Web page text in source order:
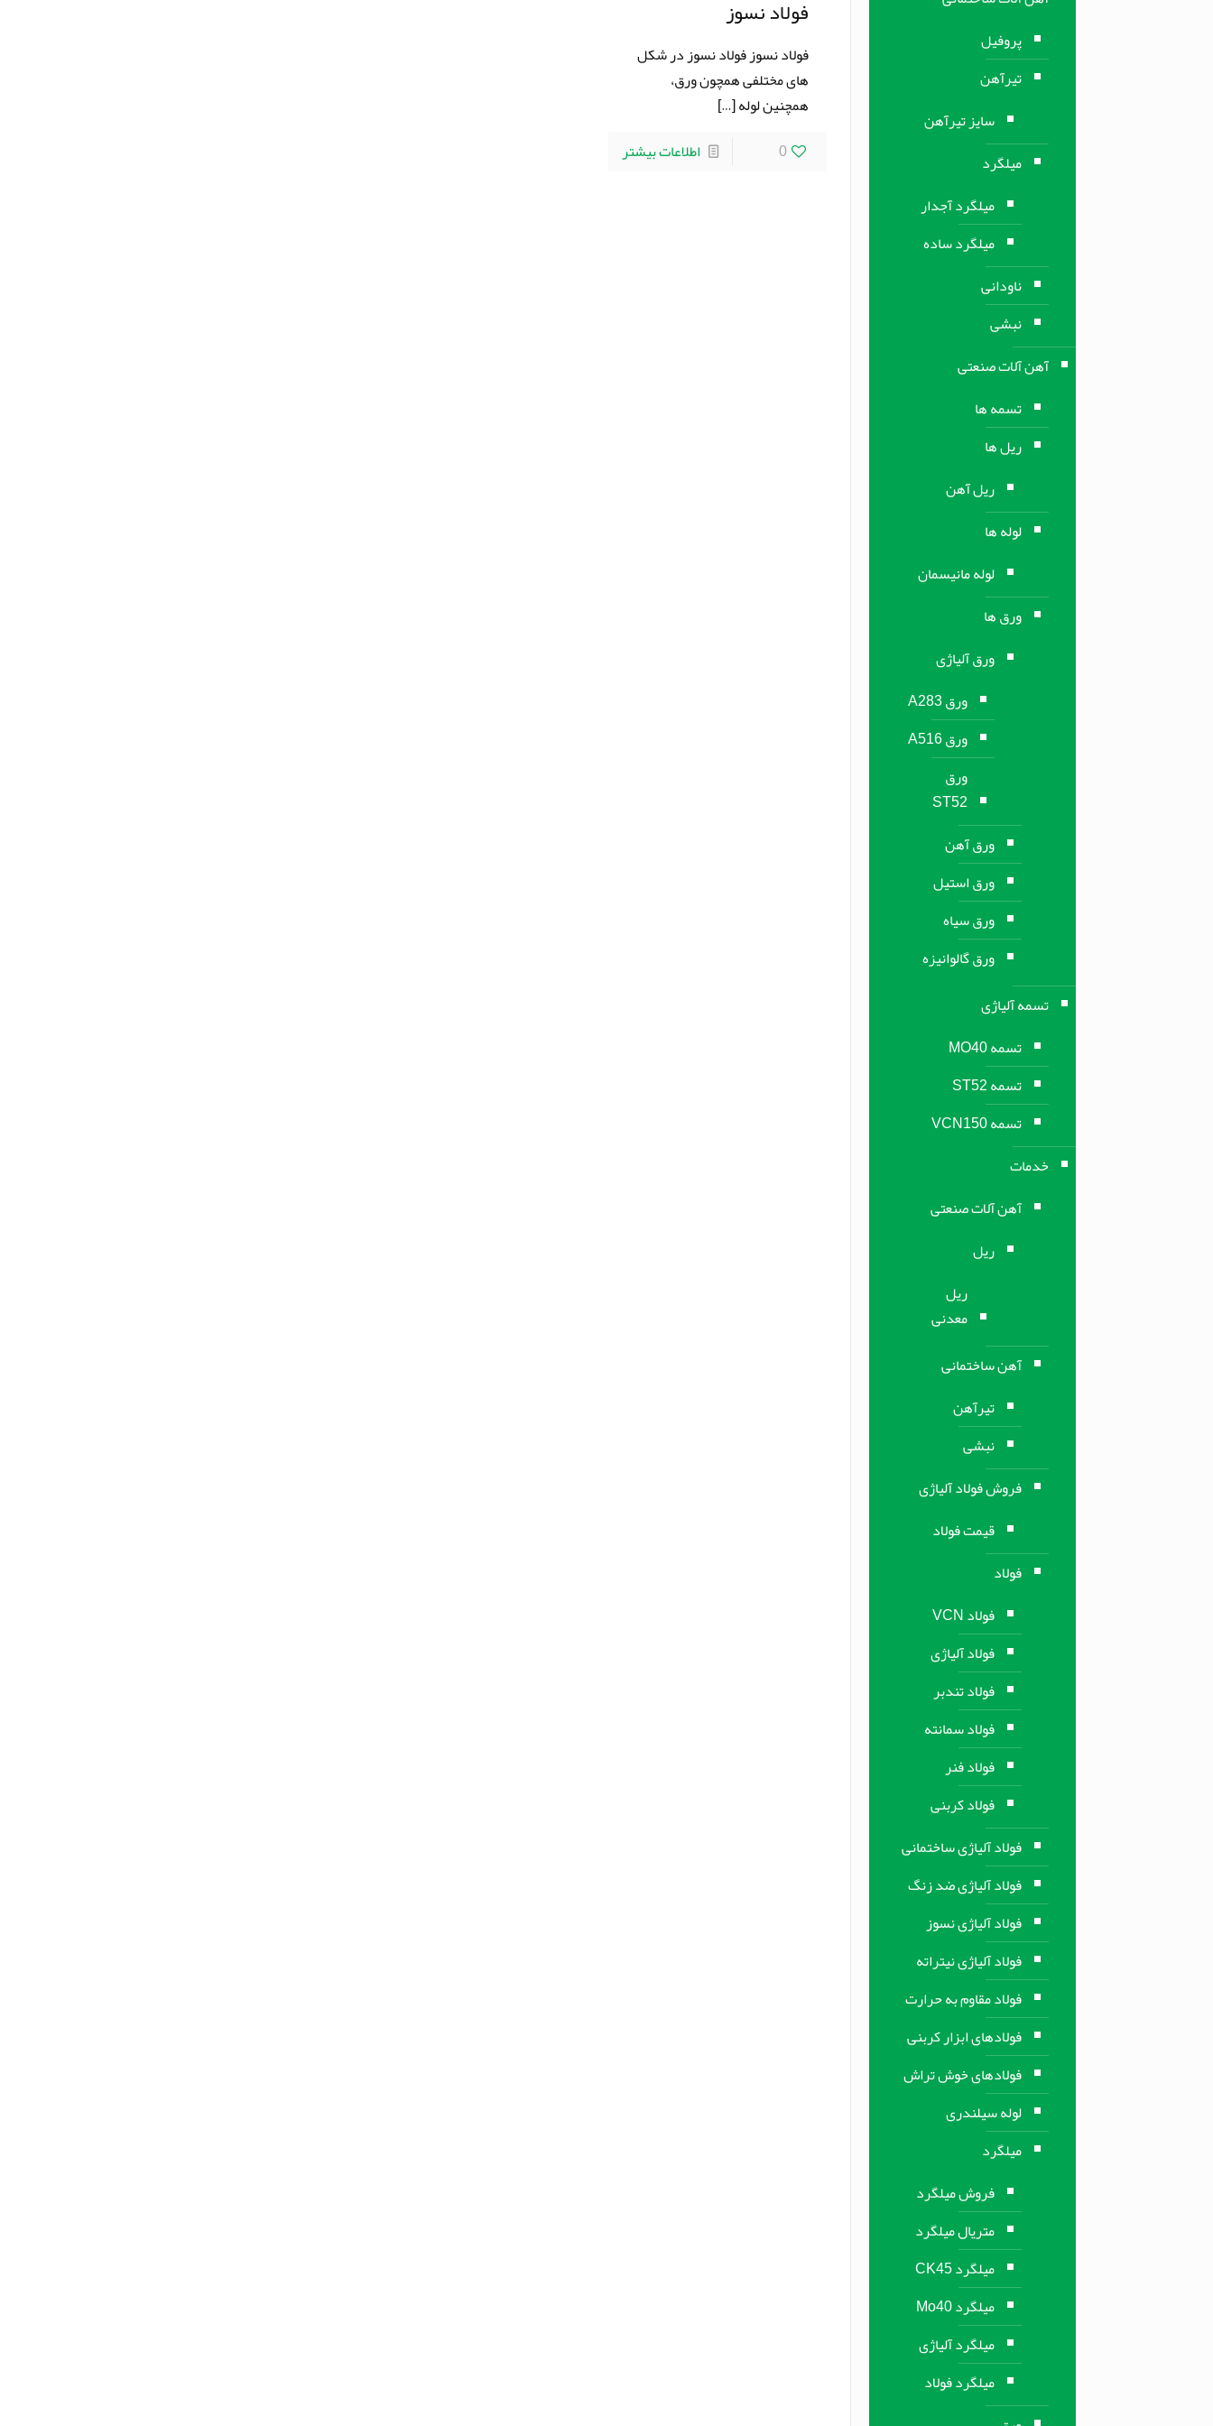
فولاد نسوز
فولاد نسوز فولاد نسوز در شکل
های مختلفی همچون ورق،
همچنین لوله[…]
0
اطلاعات بیشتر
پروفیل
تیرآهن
سایز تیرآهن
میلگرد
میلگرد آجدار
میلگرد ساده
ناودانی
نبشی
آهن آلات صنعتی
تسمه ها
ریل ها
ریل آهن
لوله ها
لوله مانیسمان
ورق ها
ورق آلیاژی
ورق A283
ورق A516
ورق
ST52
ورق آهن
ورق استیل
ورق سیاه
ورق گالوانیزه
تسمه آلیاژی
تسمه MO40
تسمه ST52
تسمه VCN150
خدمات
آهن آلات صنعتی
ریل
ریل
معدنی
آهن ساختمانی
تیرآهن
نبشی
فروش فولاد آلیاژی
قیمت فولاد
فولاد
فولاد VCN
فولاد آلیاژی
فولاد تندبر
فولاد سمانته
فولاد فنر
فولاد کربنی
فولاد آلیاژی ساختمانی
فولاد آلیاژی ضد زنگ
فولاد آلیاژی نسوز
فولاد آلیاژی نیتراته
فولاد مقاوم به حرارت
فولادهای ابزار کربنی
فولادهای خوش تراش
لوله سیلندری
میلگرد
فروش میلگرد
متریال میلگرد
میلگرد CK45
میلگرد Mo40
میلگرد آلیاژی
میلگرد فولاد